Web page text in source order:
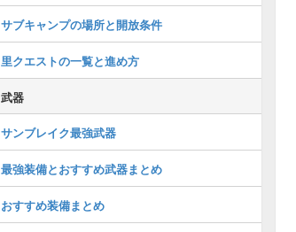
サブキャンプの場所と開放条件
里クエストの一覧と進め方
武器
サンブレイク最強武器
最強装備とおすすめ武器まとめ
おすすめ装備まとめ